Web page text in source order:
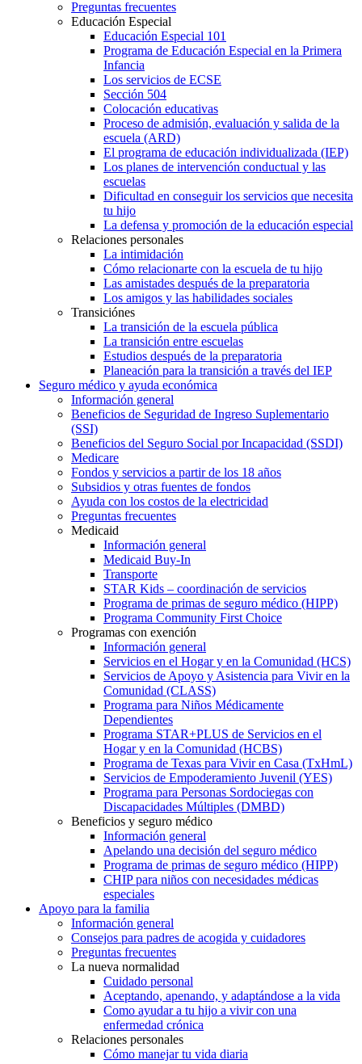
Preguntas frecuentes
Educación Especial
Educación Especial 101
Programa de Educación Especial en la Primera
Infancia
Los servicios de ECSE
Sección 504
Colocación educativas
Proceso de admisión, evaluación y salida de la
escuela (ARD)
El programa de educación individualizada (IEP)
Los planes de intervención conductual y las
escuelas
Dificultad en conseguir los servicios que necesita
tu hijo
La defensa y promoción de la educación especial
Relaciones personales
La intimidación
Cómo relacionarte con la escuela de tu hijo
Las amistades después de la preparatoria
Los amigos y las habilidades sociales
Transiciónes
La transición de la escuela pública
La transición entre escuelas
Estudios después de la preparatoria
Planeación para la transición a través del IEP
Seguro médico y ayuda económica
Información general
Beneficios de Seguridad de Ingreso Suplementario
(SSI)
Beneficios del Seguro Social por Incapacidad (SSDI)
Medicare
Fondos y servicios a partir de los 18 años
Subsidios y otras fuentes de fondos
Ayuda con los costos de la electricidad
Preguntas frecuentes
Medicaid
Información general
Medicaid Buy-In
Transporte
STAR Kids – coordinación de servicios
Programa de primas de seguro médico (HIPP)
Programa Community First Choice
Programas con exención
Información general
Servicios en el Hogar y en la Comunidad (HCS)
Servicios de Apoyo y Asistencia para Vivir en la
Comunidad (CLASS)
Programa para Niños Médicamente
Dependientes
Programa STAR+PLUS de Servicios en el
Hogar y en la Comunidad (HCBS)
Programa de Texas para Vivir en Casa (TxHmL)
Servicios de Empoderamiento Juvenil (YES)
Programa para Personas Sordociegas con
Discapacidades Múltiples (DMBD)
Beneficios y seguro médico
Información general
Apelando una decisión del seguro médico
Programa de primas de seguro médico (HIPP)
CHIP para niños con necesidades médicas
especiales
Apoyo para la familia
Información general
Consejos para padres de acogida y cuidadores
Preguntas frecuentes
La nueva normalidad
Cuidado personal
Aceptando, apenando, y adaptándose a la vida
Como ayudar a tu hijo a vivir con una
enfermedad crónica
Relaciones personales
Cómo manejar tu vida diaria